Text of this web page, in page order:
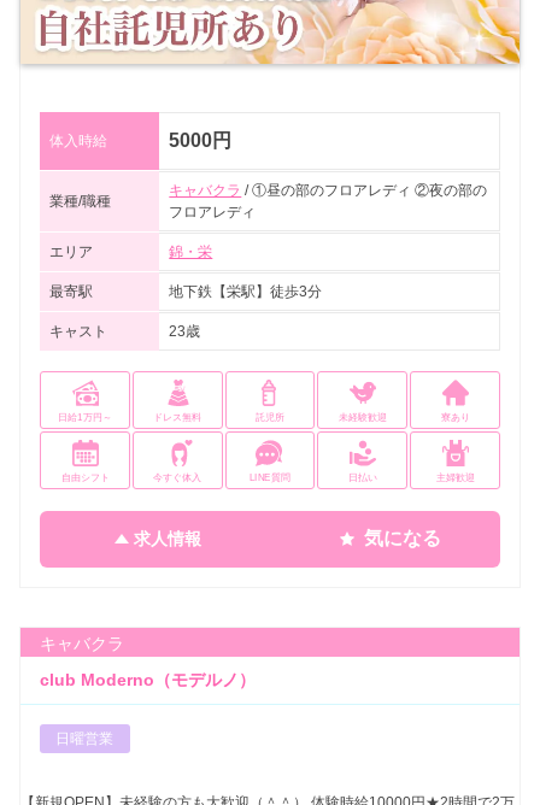
体入時給 5000円
業種/職種
キャバクラ / ①昼の部のフロアレディ ②夜の部の
フロアレディ
エリア 錦・栄
最寄駅 地下鉄【栄駅】徒歩3分
キャスト 23歳
日給1万円～ ドレス無料 託児所 未経験歓迎 寮あり
自由シフト 今すぐ体入 LINE質問 日払い 主婦歓迎
求人情報 気になる
キャバクラ
club Moderno（モデルノ）
日曜営業